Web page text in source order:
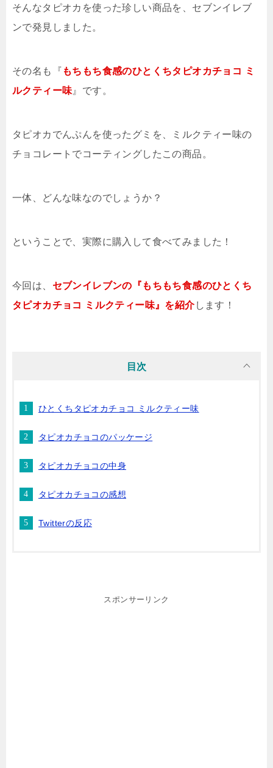
そんなタピオカを使った珍しい商品を、セブンイレブ
ンで発見しました。
その名も『 もちもち食感のひとくちタピオカチョコ ミ
ルクティー味 』です。
タピオカでんぷんを使ったグミを、ミルクティー味の
チョコレートでコーティングしたこの商品。
一体、どんな味なのでしょうか？
ということで、実際に購入して食べてみました！
今回は、 セブンイレブンの『もちもち食感のひとくち
タピオカチョコ ミルクティー味』を紹介します！
目次
ひとくちタピオカチョコ ミルクティー味
タピオカチョコのパッケージ
タピオカチョコの中身
タピオカチョコの感想
Twitterの反応
スポンサーリンク